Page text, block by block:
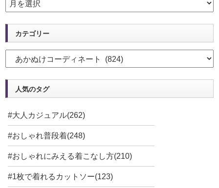
カテゴリー
人気のタグ
#大人カジュアル(262)
#おしゃれ普段着(248)
#おしゃれにみえる着こなし方(210)
#1枚で着れるカットソー(123)